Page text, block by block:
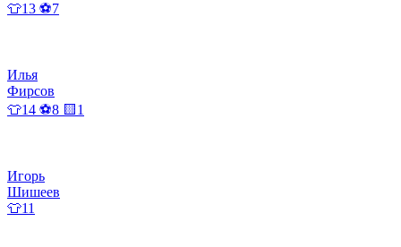
👕13 ⚽7
Илья
Фирсов
👕14 ⚽8 🟨1
Игорь
Шишеев
👕11